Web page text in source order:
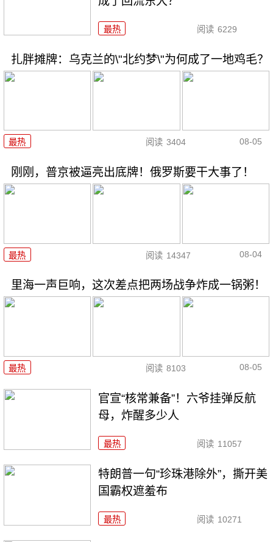
最热 阅读 6229
扎胖摊牌：乌克兰的\"北约梦\"为何成了一地鸡毛？
最热 阅读 3404 08-05
刚刚，普京被逼亮出底牌！俄罗斯要干大事了！
最热 阅读 14347 08-04
里海一声巨响，这次差点把两场战争炸成一锅粥！
最热 阅读 8103 08-05
官宣“核常兼备”！六爷挂弹反航
母，炸醒多少人
最热 阅读 11057
特朗普一句“珍珠港除外”，撕开美
国霸权遮羞布
最热 阅读 10271